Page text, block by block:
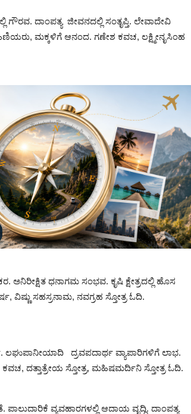
ಗೌರವ. ದಾಂಪತ್ಯ ಜೀವನದಲ್ಲಿ ಸಂತೃಪ್ತಿ. ಲೇವಾದೇವಿ
ಮಕ್ಕಳಿಗೆ ಆನಂದ. ಗಣೇಶ ಕವಚ, ಲಕ್ಷ್ಮೀನೃಸಿಂಹ
ಅನಿರೀಕ್ಷಿತ ಧನಾಗಮ ಸಂಭವ. ಕೃಷಿ ಕ್ಷೇತ್ರದಲ್ಲಿ ಹೊಸ
ವಿಷ್ಣು ಸಹಸ್ರನಾಮ, ನವಗ್ರಹ ಸ್ತೋತ್ರ ಓದಿ.
ದ್ರವಪದಾರ್ಥ ವ್ಯಾಪಾರಿಗಳಿಗೆ ಲಾಭ.
ದತ್ತಾತ್ರೇಯ ಸ್ತೋತ್ರ, ಮಹಿಷಮರ್ದಿನಿ ಸ್ತೋತ್ರ ಓದಿ.
ವ್ಯವಹಾರಗಳಲ್ಲಿ ಆದಾಯ ವೃದ್ಧಿ. ದಾಂಪತ್ಯ